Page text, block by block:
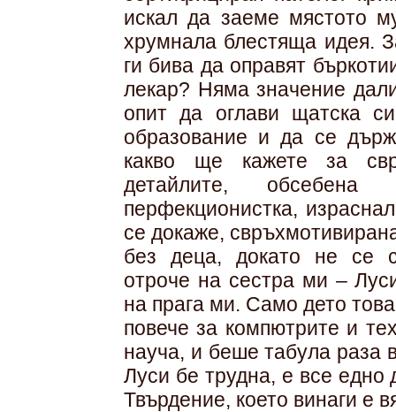
искал да заеме мястото
хрумнала блестяща идея.
ги бива да оправят
лекар? Няма значение
опит да оглави щатска
образование и да се
какво ще кажете за
детайлите,
перфекционистка,
се докаже,
без деца, докато не се
отроче на сес­тра ми –
на прага ми. Само дето
повече за компютрите и
науча, и беше табула раза
Луси бе трудна, е все едно
Твърдение, което винаги е